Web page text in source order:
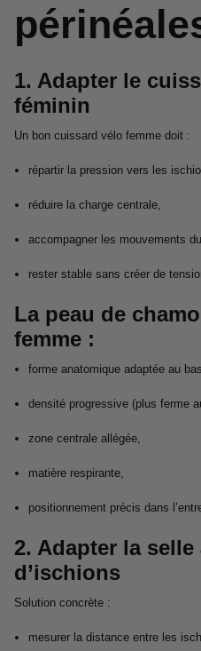
1. Adapter le
féminin
Un bon cuissard vélo femme doit :
répartir la pression vers les
réduire la charge centrale,
accompagner les mouvements
rester stable sans créer de
La peau de
femme :
forme anatomique adaptée au
densité progressive (plus ferme
zone centrale allégée,
matière respirante,
positionnement précis dans
2. Adapter la
d’ischions
Solution concrète :
mesurer la distance entre les